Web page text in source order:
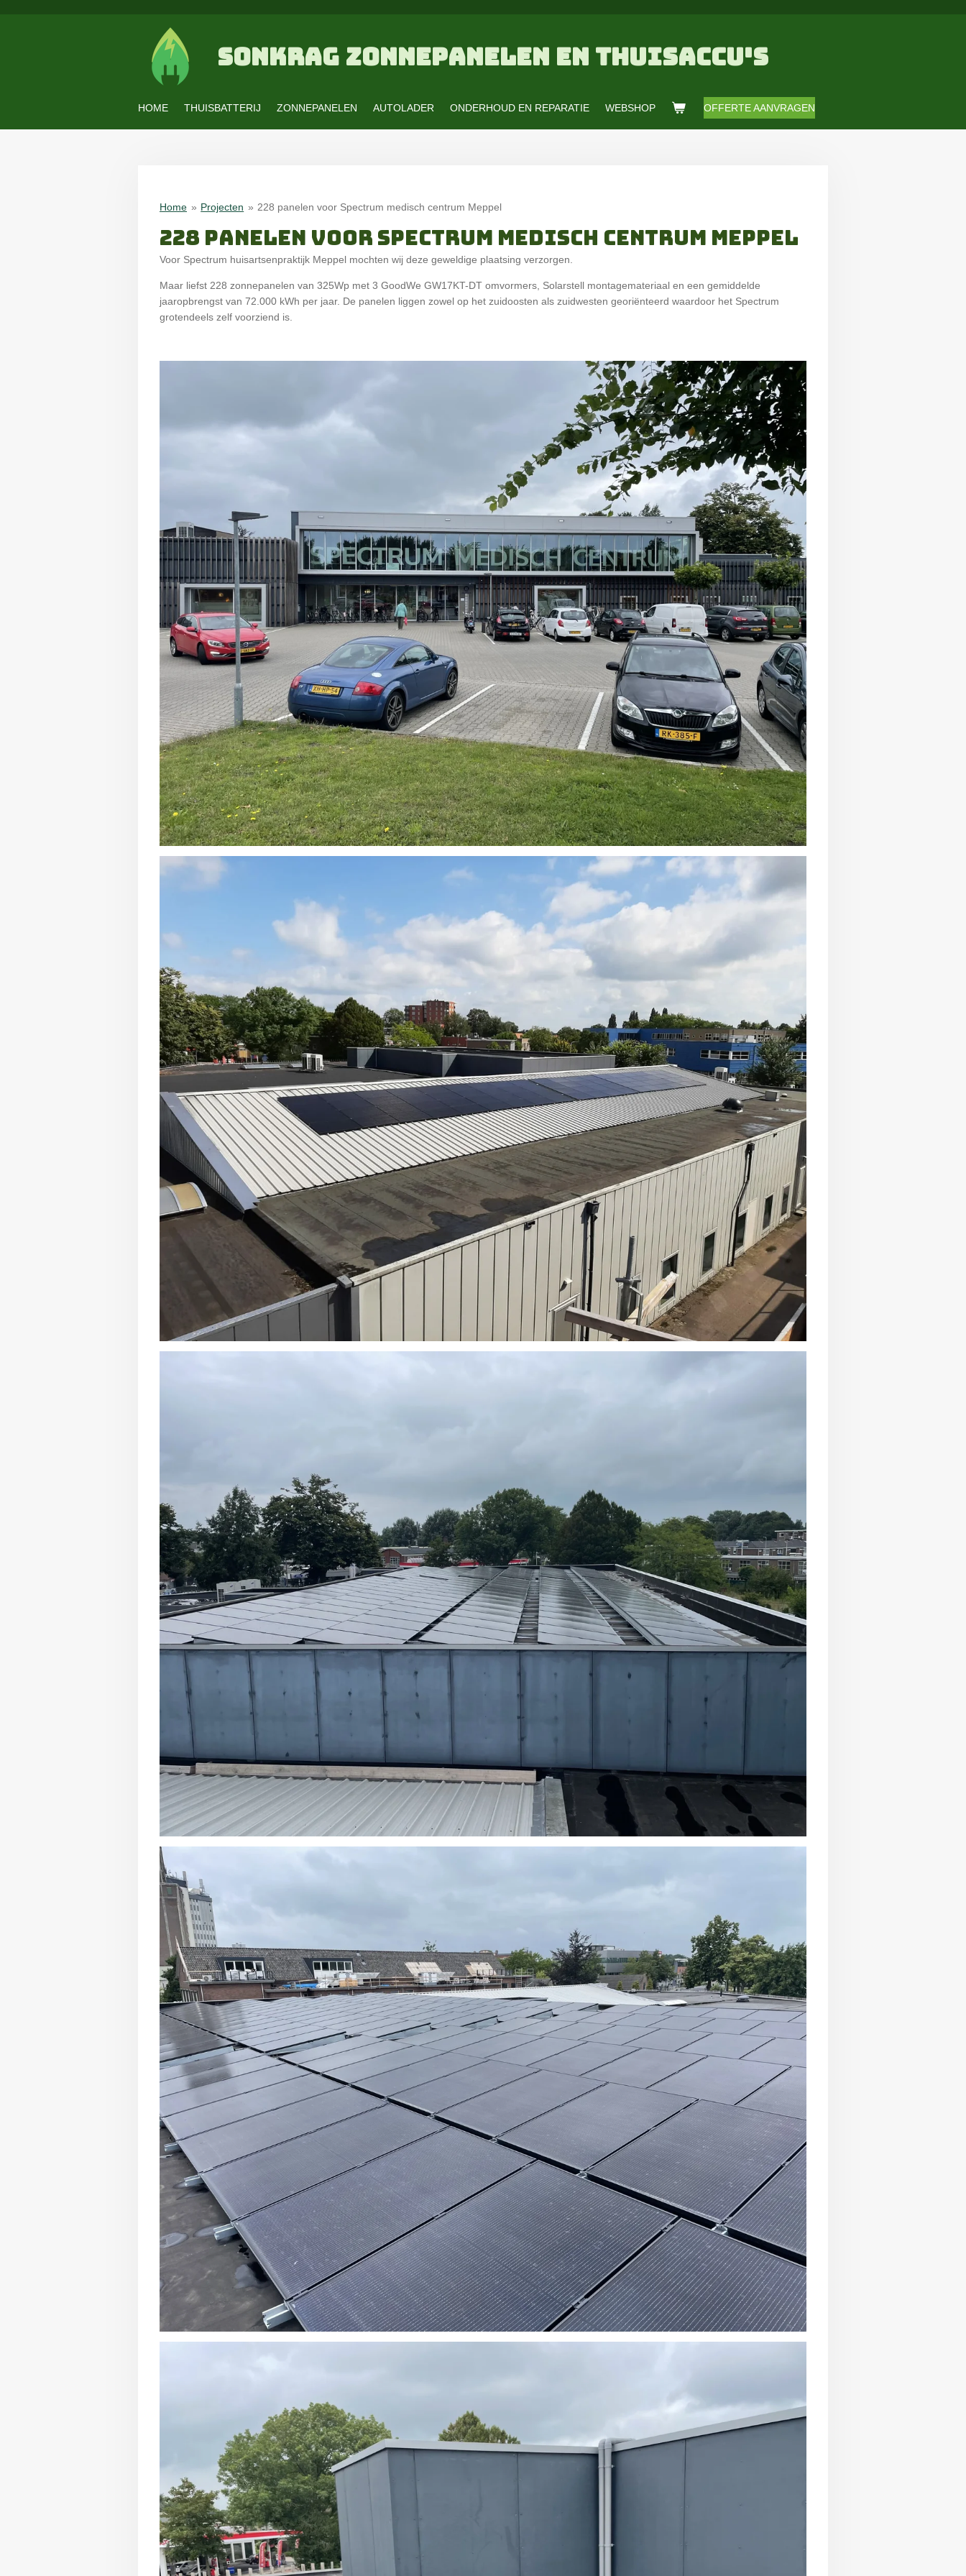
SONKRAG ZONNEPANELEN EN THUISACCU'S
HOME THUISBATTERIJ ZONNEPANELEN AUTOLADER ONDERHOUD EN REPARATIE WEBSHOP OFFERTE AANVRAGEN
Home » Projecten » 228 panelen voor Spectrum medisch centrum Meppel
228 PANELEN VOOR SPECTRUM MEDISCH CENTRUM MEPPEL
Voor Spectrum huisartsenpraktijk Meppel mochten wij deze geweldige plaatsing verzorgen.
Maar liefst 228 zonnepanelen van 325Wp met 3 GoodWe GW17KT-DT omvormers, Solarstell montagemateriaal en een gemiddelde
jaaropbrengst van 72.000 kWh per jaar. De panelen liggen zowel op het zuidoosten als zuidwesten georiënteerd waardoor het Spectrum
grotendeels zelf voorziend is.